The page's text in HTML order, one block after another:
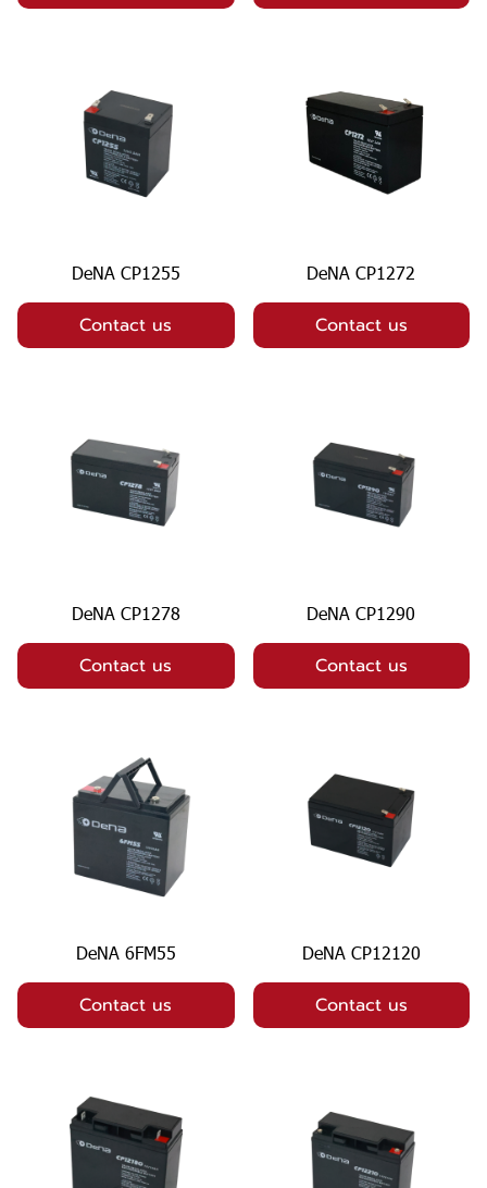
DeNA CP1255
Contact us
DeNA CP1272
Contact us
DeNA CP1278
Contact us
DeNA CP1290
Contact us
DeNA 6FM55
Contact us
DeNA CP12120
Contact us